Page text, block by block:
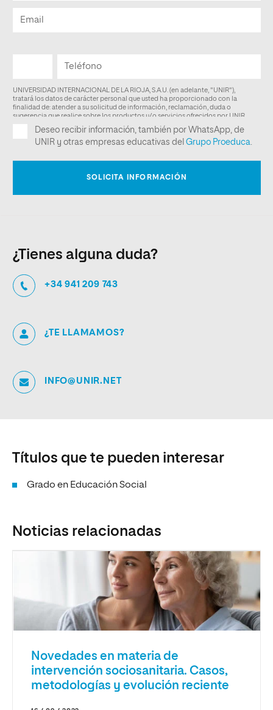
¿Tienes alguna duda?
+34 941 209 743
¿TE LLAMAMOS?
INFO@UNIR.NET
Títulos que te pueden interesar
Grado en Educación Social
Noticias relacionadas
Novedades en materia de
intervención sociosanitaria. Casos,
metodologías y evolución reciente